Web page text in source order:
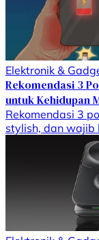
Elektronik &
Rekomendasi 3
untuk Kehidupan
Rekomendasi 3
stylish, dan wajib